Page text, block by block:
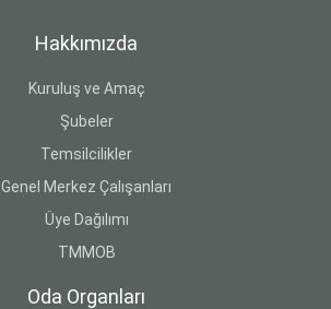
Hakkımızda
Kuruluş ve Amaç
Şubeler
Temsilcilikler
Genel Merkez Çalışanları
Üye Dağılımı
TMMOB
Oda Organları